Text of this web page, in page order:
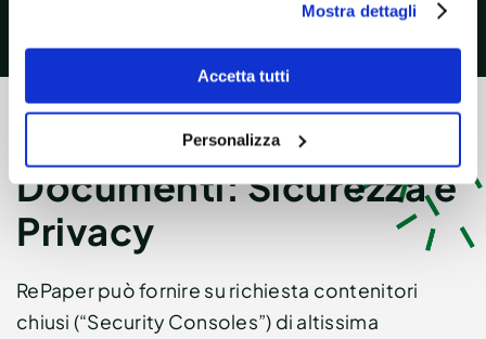
Mostra dettagli
Accetta tutti
Personalizza
Distruzione Continua
Documenti: Sicurezza e
Privacy
RePaper può fornire su richiesta contenitori
chiusi (“Security Consoles”) di altissima